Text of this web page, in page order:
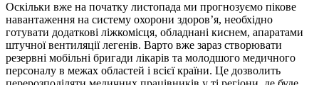
Оскільки вже на початку листопада ми прогнозуємо пікове
навантаження на систему охорони здоров’я, необхідно
готувати додаткові ліжкомісця, обладнані киснем, апаратами
штучної вентиляції легенів. Варто вже зараз створювати
резервні мобільні бригади лікарів та молодшого медичного
персоналу в межах областей і всієї країни. Це дозволить